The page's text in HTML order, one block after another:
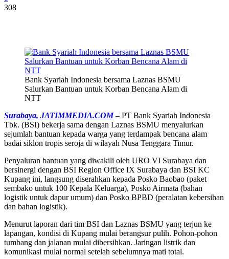
308
Bank Syariah Indonesia bersama Laznas BSMU
Salurkan Bantuan untuk Korban Bencana Alam di
NTT
Surabaya, JATIMMEDIA.COM– PT Bank Syariah Indonesia
Tbk. (BSI) bekerja sama dengan Laznas BSMU menyalurkan
sejumlah bantuan kepada warga yang terdampak bencana alam
badai siklon tropis seroja di wilayah Nusa Tenggara Timur.
Penyaluran bantuan yang diwakili oleh URO VI Surabaya dan
bersinergi dengan BSI Region Office IX Surabaya dan BSI KC
Kupang ini, langsung diserahkan kepada Posko Baobao (paket
sembako untuk 100 Kepala Keluarga), Posko Airmata (bahan
logistik untuk dapur umum) dan Posko BPBD (peralatan kebersihan
dan bahan logistik).
Menurut laporan dari tim BSI dan Laznas BSMU yang terjun ke
lapangan, kondisi di Kupang mulai berangsur pulih. Pohon-pohon
tumbang dan jalanan mulai dibersihkan. Jaringan listrik dan
komunikasi mulai normal setelah sebelumnya mati total.